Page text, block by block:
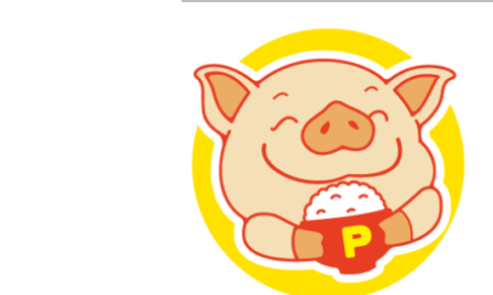
プーさんの満
豊中・箕面)
化してます。